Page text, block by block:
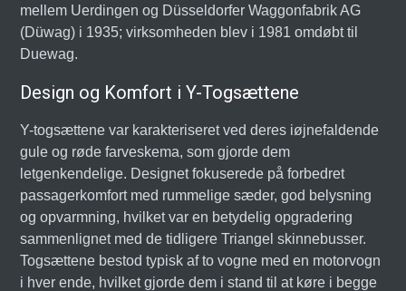
mellem Uerdingen og Düsseldorfer Waggonfabrik AG
(Düwag) i 1935; virksomheden blev i 1981 omdøbt til
Duewag.
Design og Komfort i Y-Togsættene
Y-togsættene var karakteriseret ved deres iøjnefaldende
gule og røde farveskema, som gjorde dem
letgenkendelige. Designet fokuserede på forbedret
passagerkomfort med rummelige sæder, god belysning
og opvarmning, hvilket var en betydelig opgradering
sammenlignet med de tidligere Triangel skinnebusser.
Togsættene bestod typisk af to vogne med en motorvogn
i hver ende, hvilket gjorde dem i stand til at køre i begge